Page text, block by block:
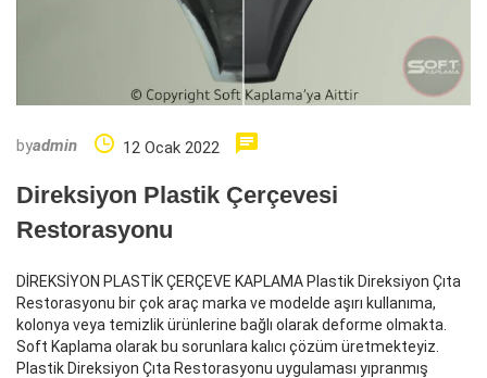
byadmin 12 Ocak 2022
Direksiyon Plastik Çerçevesi
Restorasyonu
DİREKSİYON PLASTİK ÇERÇEVE KAPLAMA Plastik Direksiyon Çıta
Restorasyonu bir çok araç marka ve modelde aşırı kullanıma,
kolonya veya temizlik ürünlerine bağlı olarak deforme olmakta.
Soft Kaplama olarak bu sorunlara kalıcı çözüm üretmekteyiz.
Plastik Direksiyon Çıta Restorasyonu uygulaması yıpranmış